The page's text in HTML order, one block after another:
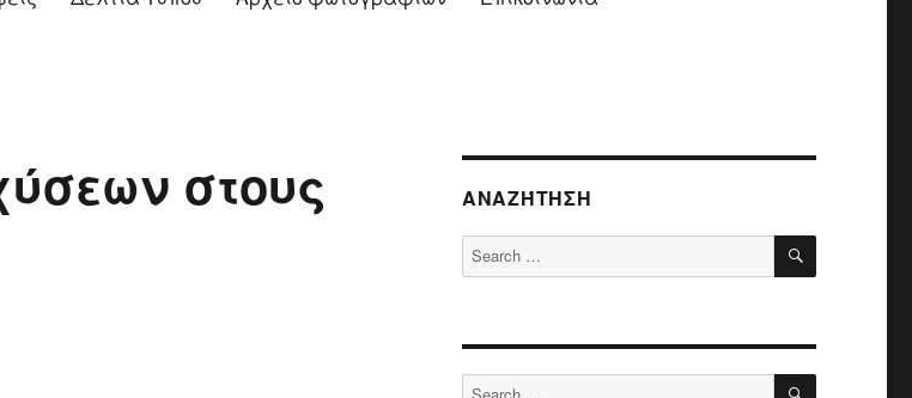
στους
ΑΝΑΖΉΤΗΣΗ
Search
for:
SEARCH
Search
SEARCH